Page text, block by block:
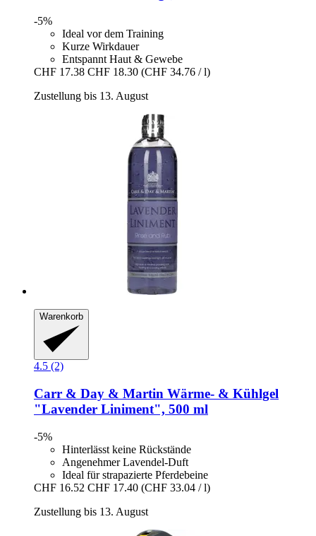
-5%
Ideal vor dem Training
Kurze Wirkdauer
Entspannt Haut & Gewebe
CHF 17.38 CHF 18.30 (CHF 34.76 / l)
Zustellung bis 13. August
Warenkorb
4.5 (2)
Carr & Day & Martin Wärme-​ & Kühlgel
"Lavender Liniment", 500 ml
-5%
Hinterlässt keine Rückstände
Angenehmer Lavendel-Duft
Ideal für strapazierte Pferdebeine
CHF 16.52 CHF 17.40 (CHF 33.04 / l)
Zustellung bis 13. August